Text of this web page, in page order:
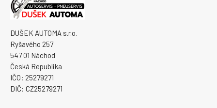
DUŠEK AUTOMA s.r.o.
Ryšavého 257
547 01 Náchod
Česká Republika
IČO: 25279271
DIČ: CZ25279271